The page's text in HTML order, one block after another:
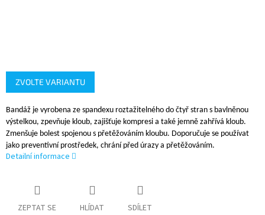
ZVOLTE VARIANTU
Bandáž je vyrobena ze spandexu roztažitelného do čtyř stran s bavlněnou
výstelkou, zpevňuje kloub, zajišťuje kompresi a také jemně zahřívá kloub.
Zmenšuje bolest spojenou s přetěžováním kloubu. Doporučuje se používat
jako preventivní prostředek, chrání před úrazy a přetěžováním.
Detailní informace
ZEPTAT SE HLÍDAT SDÍLET